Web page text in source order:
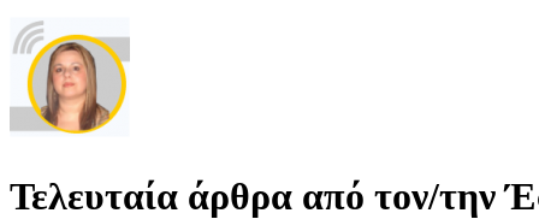
Τελευταία άρθρα από τον/την